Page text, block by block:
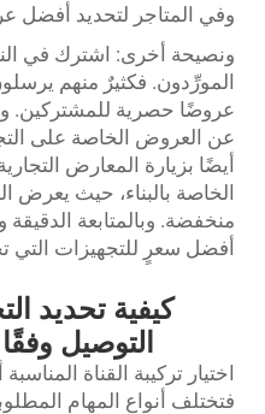
وفي المتاجر لتحديد أفضل
ونصيحة أخرى: اشترك في
المورِّدون. فكثيرٌ منهم
عروضًا حصرية للمشتركين.
عن العروض الخاصة على
أيضًا بزيارة المعارض
الخاصة بالبناء، حيث يعرض
منخفضة. وبالمتابعة
أفضل سعرٍ للتجهيزات التي
كيفية تحديد
التوصيل
اختيار تركيبة القناة
فتختلف أنواع المهام